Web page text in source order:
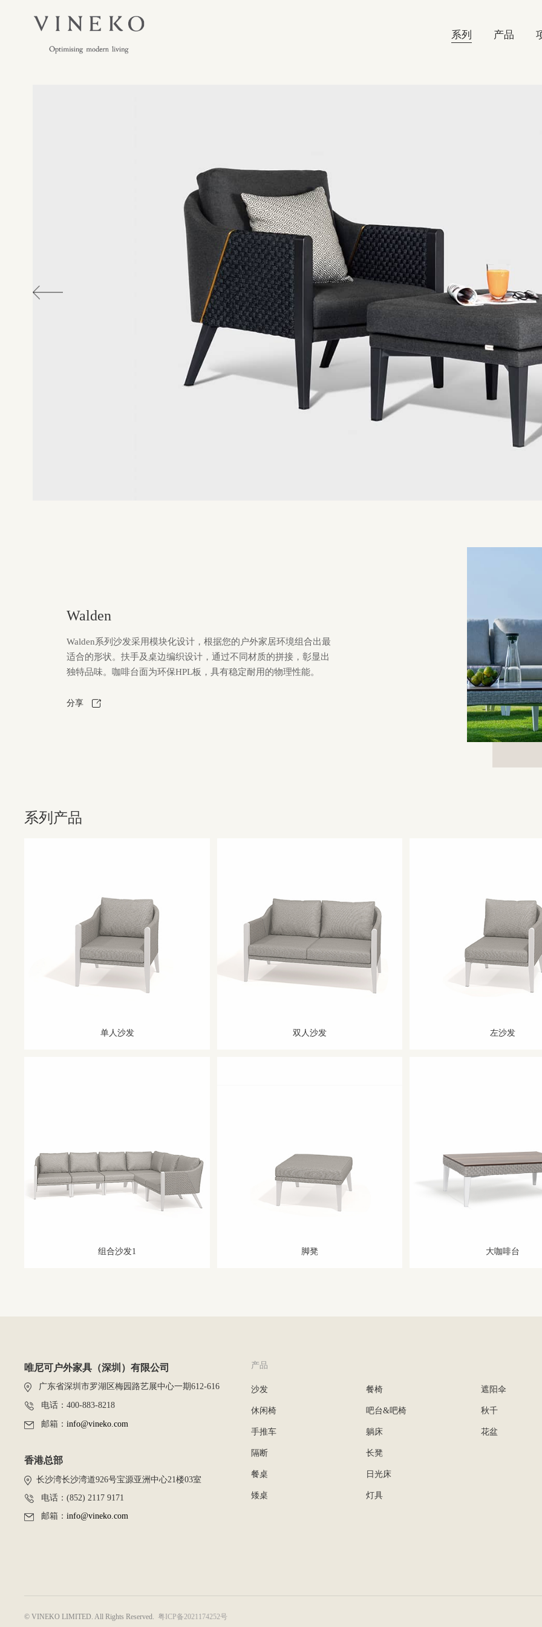
系列 产品
Walden
Walden系列沙发采用模块化设计，根据您的户外家居环境组合出最
适合的形状。扶手及桌边编织设计，通过不同材质的拼接，彰显出
独特品味。咖啡台面为环保HPL板，具有稳定耐用的物理性能。
分享
系列产品
单人沙发 双人沙发 左沙发
组合沙发1 脚凳 大咖啡台
唯尼可户外家具（深圳）有限公司
广东省深圳市罗湖区梅园路艺展中心一期612-616
电话：400-883-8218
邮箱：info@vineko.com
香港总部
长沙湾长沙湾道926号宝源亚洲中心21楼03室
电话：(852) 2117 9171
邮箱：info@vineko.com
产品
沙发
休闲椅
手推车
隔断
餐桌
矮桌
餐椅
吧台&吧椅
躺床
长凳
日光床
灯具
遮阳伞
秋千
花盆
© VINEKO LIMITED. All Rights Reserved. 粤ICP备2021174252号